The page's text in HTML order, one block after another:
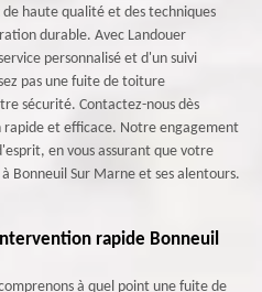
haute qualité et des techniques
durable. Avec Landouer
personnalisé et d'un suivi
pas une fuite de toiture
sécurité. Contactez-nous dès
et efficace. Notre engagement
en vous assurant que votre
Bonneuil Sur Marne et ses alentours.
rapide Bonneuil
à quel point une fuite de